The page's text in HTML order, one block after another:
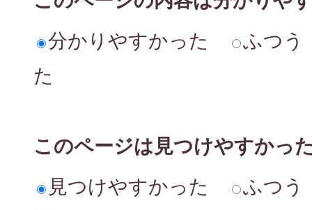
分かりやすかった
ふつう
た
このページは見つけやすかっ
見つけやすかった
ふつう